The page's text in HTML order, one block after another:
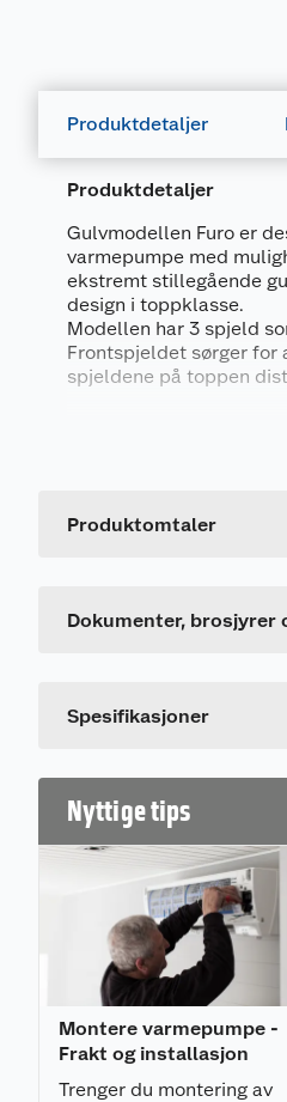
Produktdetaljer
Produktdetaljer
Gulvmodellen Furo er
varmepumpe med
ekstremt stillegående
design i toppklasse.
Modellen har 3 spjeld
Frontspjeldet sørger for
spjeldene på toppen
Videre er Furo utstyrt
avtale tid for installasjon.
Produktomtaler
Dokumenter, brosjyrer
Spesifikasjoner
Leverandørens
Nyttige tips
Montere varmepumpe -
Frakt og installasjon
Trenger du montering av